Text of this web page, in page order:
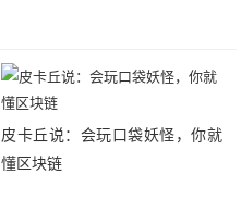
皮卡丘说：会玩口袋妖怪，你就
懂区块链